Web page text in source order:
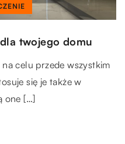
twojego domu
celu przede wszystkim
się je także w
one […]